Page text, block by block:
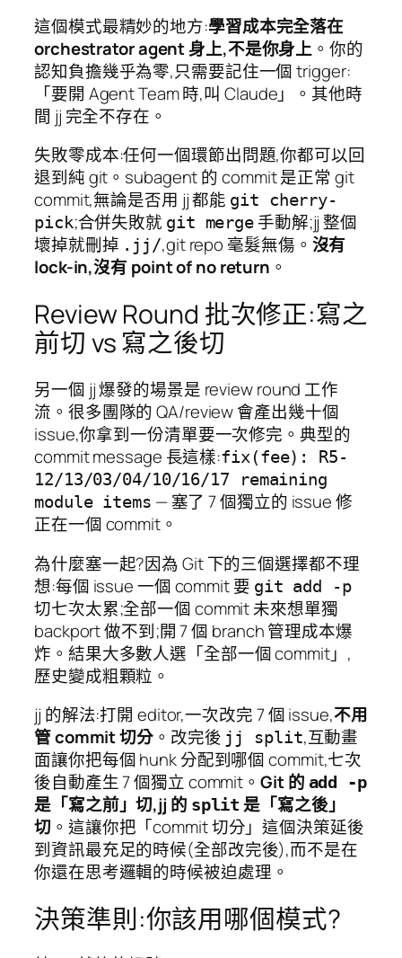
這個模式最精妙的地方:學習成本完全落在
orchestrator agent 身上,不是你身上 。你的
認知負擔幾乎為零,只需要記住一個 trigger:
「要開 Agent Team 時,叫 Claude」。其他時
間 jj 完全不存在。
失敗零成本:任何一個環節出問題,你都可以回
退到純 git。subagent 的 commit 是正常 git
commit,無論是否用 jj 都能 git cherry-
pick;合併失敗就 git merge 手動解;jj 整個
壞掉就刪掉 .jj/,git repo 毫髮無傷。 沒有
lock-in,沒有 point of no return 。
Review Round 批次修正:寫之
前切 vs 寫之後切
另一個 jj 爆發的場景是 review round 工作
流。很多團隊的 QA/review 會產出幾十個
issue,你拿到一份清單要一次修完。典型的
commit message 長這樣:fix(fee): R5-
12/13/03/04/10/16/17 remaining
module items — 塞了 7 個獨立的 issue 修
正在一個 commit。
為什麼塞一起?因為 Git 下的三個選擇都不理
想:每個 issue 一個 commit 要 git add -p
切七次太累;全部一個 commit 未來想單獨
backport 做不到;開 7 個 branch 管理成本爆
炸。結果大多數人選「全部一個 commit」,
歷史變成粗顆粒。
jj 的解法:打開 editor,一次改完 7 個 issue,不用
管 commit 切分。改完後 jj split,互動畫
面讓你把每個 hunk 分配到哪個 commit,七次
後自動產生 7 個獨立 commit。Git 的 add -p
是「寫之前」切,jj 的 split 是「寫之後」
切。這讓你把「commit 切分」這個決策延後
到資訊最充足的時候(全部改完後),而不是在
你還在思考邏輯的時候被迫處理。
決策準則:你該用哪個模式?